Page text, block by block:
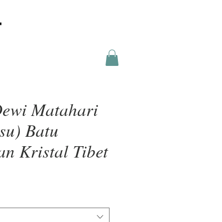
Matahari
Batu
Kristal Tibet